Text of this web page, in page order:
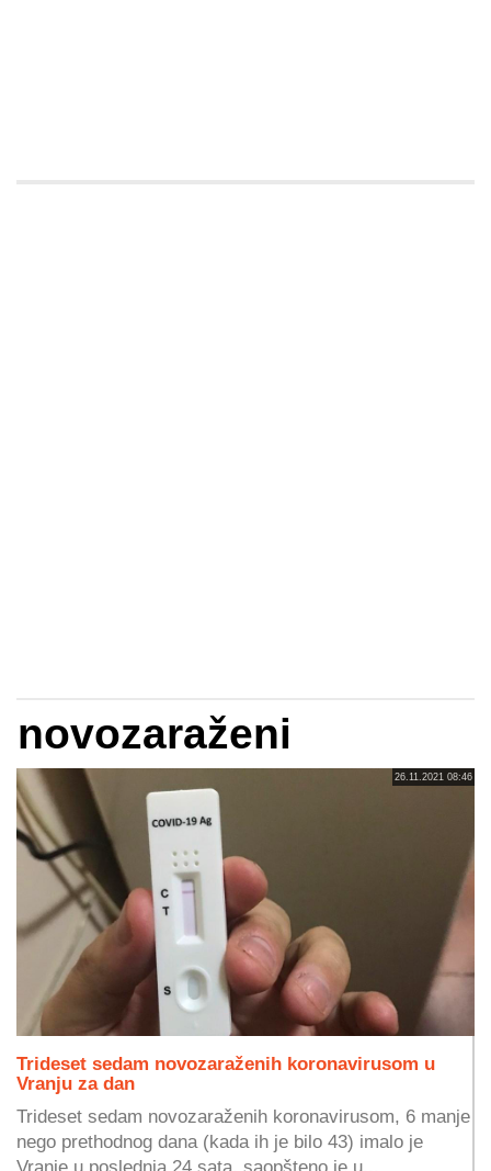
novozaraženi
26.11.2021 08:46
Trideset sedam novozaraženih koronavirusom u
Vranju za dan
Trideset sedam novozaraženih koronavirusom, 6 manje
nego prethodnog dana (kada ih je bilo 43) imalo je
Vranje u poslednja 24 sata, saopšteno je u...